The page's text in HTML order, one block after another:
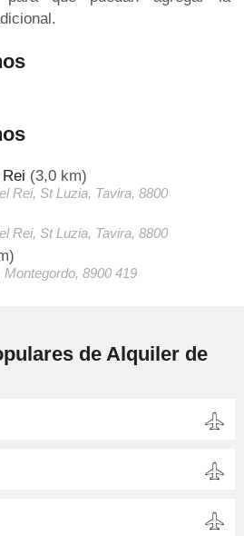
(3,0 km)
Rei, St Luzia, Tavira, 8800
Rei, St Luzia, Tavira, 8800
8900 419
de Alquiler de